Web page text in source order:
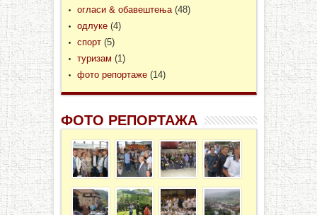
огласи & обавештења(48)
одлуке(4)
спорт(5)
туризам (1)
фото репортаже(14)
ФОТО РЕПОРТАЖА